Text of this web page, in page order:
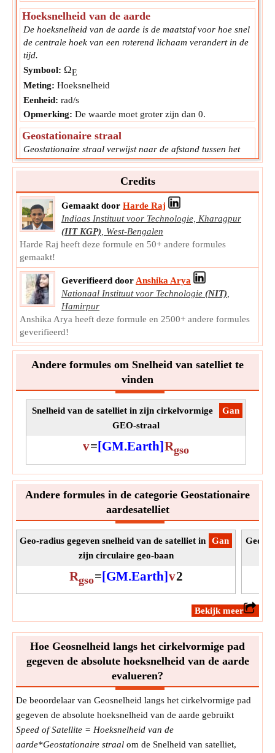
Hoeksnelheid van de aarde
De hoeksnelheid van de aarde is de maatstaf voor hoe snel
de centrale hoek van een roterend lichaam verandert in de
tijd.
Symbool: ΩE
Meting: Hoeksnelheid
Eenheid: rad/s
Opmerking: De waarde moet groter zijn dan 0.
Geostationaire straal
Geostationaire straal verwijst naar de afstand tussen het
aardoppervlak en een geostationaire satelliet in een baan
Symbool: Rgso
Meting:
Lengte
Eenheid:
km
Opmerking:Waarde moet groter zijn dan 6371.
Credits
Gemaakt door Harde Raj
Indiaas Instituut voor Technologie, Kharagpur
(IIT KGP), West-Bengalen
Harde Raj heeft deze formule en 50+ andere formules
gemaakt!
Geverifieerd doorAnshika Arya
Nationaal Instituut voor Technologie (NIT),
Hamirpur
Anshika Arya heeft deze formule en 2500+ andere formules
geverifieerd!
Andere formules om Snelheid van satelliet te
vinden
​Gan
Snelheid van de satelliet in zijn cirkelvormige
GEO-straal
v=[GM.Earth]Rgso
Andere formules in de categorie Geostationaire
aardesatelliet
​Gan
Geo-radius gegeven snelheid van de satelliet in
zijn circulaire geo-baan
Rgso=[GM.Earth]v2
Geo-
​Bekijk meer
Hoe Geosnelheid langs het cirkelvormige pad
gegeven de absolute hoeksnelheid van de aarde
evalueren?
De beoordelaar van Geosnelheid langs het cirkelvormige pad
gegeven de absolute hoeksnelheid van de aarde gebruikt
Speed of Satellite = Hoeksnelheid van de
aarde*Geostationaire straal om de Snelheid van satelliet,